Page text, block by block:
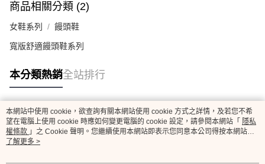
商品相關分類 (2)
女鞋系列 饅頭鞋
寬版舒適饅頭鞋系列
本分類熱銷全站排行
熱門標籤
本網站中使用 cookie，欲查詢有關本網站使用 cookie 方式之詳情，及若您不希
望在電腦上使用 cookie 時應如何變更電腦的 cookie 設定，請參閱本網站「 隱私
權條款 」之 Cookie 聲明。您繼續使用本網站即表示您同意本公司得按本網站使
用條款之 Cookie 聲明使用 cookie。
了解更多 >